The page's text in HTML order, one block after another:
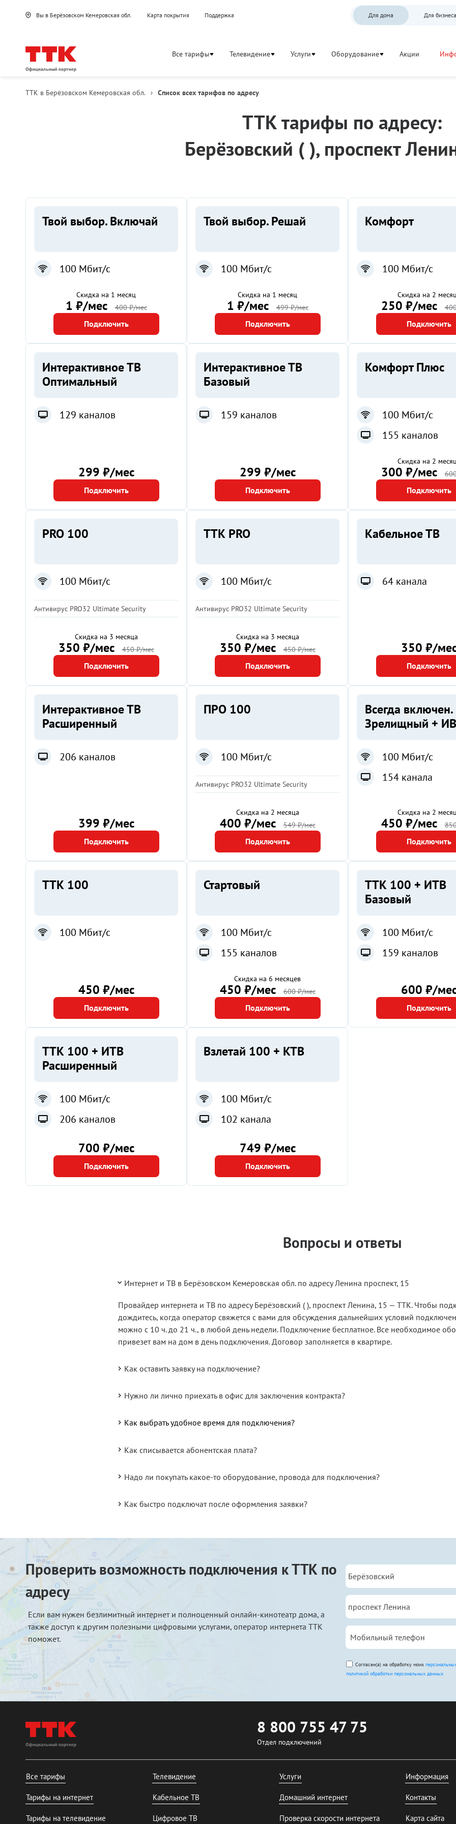
Вы в Берёзовском Кемеровская обл. Карта покрытия Поддержка Для дома Для бизнеса
Все тарифы Телевидение Услуги Оборудование Акции
ТТК в Берёзовском Кемеровская обл. › Список всех тарифов по адресу
ТТК тарифы по адресу:
Берёзовский ( ), проспект
Твой выбор. Включай
100 Мбит/с
Скидка на 1 месяц
1 ₽/мес 400 ₽/мес
Подключить
Твой выбор. Решай
100 Мбит/с
Скидка на 1 месяц
1 ₽/мес 499 ₽/мес
Подключить
Комфорт
100 Мбит/с
Скидка на 2
250 ₽/мес
Подключить
Интерактивное ТВ
Оптимальный
129 каналов
299 ₽/мес
Подключить
Интерактивное ТВ
Базовый
159 каналов
299 ₽/мес
Подключить
Комфорт Плюс
100 Мбит/с
155 каналов
Скидка на 2
300 ₽/мес
Подключить
PRO 100
100 Мбит/с
Антивирус PRO32 Ultimate Security
Скидка на 3 месяца
350 ₽/мес 450 ₽/мес
Подключить
ТТК PRO
100 Мбит/с
Антивирус PRO32 Ultimate Security
Скидка на 3 месяца
350 ₽/мес 450 ₽/мес
Подключить
Кабельное ТВ
64 канала
350 ₽/
Подключить
Интерактивное ТВ
Расширенный
206 каналов
399 ₽/мес
Подключить
ПРО 100
100 Мбит/с
Антивирус PRO32 Ultimate Security
Скидка на 2 месяца
400 ₽/мес 549 ₽/мес
Подключить
Всегда включен.
Зрелищный +
100 Мбит/с
154 канала
Скидка на 2
450 ₽/мес
Подключить
ТТК 100
100 Мбит/с
450 ₽/мес
Подключить
Стартовый
100 Мбит/с
155 каналов
Скидка на 6 месяцев
450 ₽/мес 600 ₽/мес
Подключить
ТТК 100 + ИТВ
Базовый
100 Мбит/с
159 каналов
600 ₽/
Подключить
ТТК 100 + ИТВ
Расширенный
100 Мбит/с
206 каналов
700 ₽/мес
Подключить
Взлетай 100 + КТВ
100 Мбит/с
102 канала
749 ₽/мес
Подключить
Вопросы и ответы
Интернет и ТВ в Берёзовском Кемеровская обл. по адресу Ленина проспект, 15
Провайдер интернета и ТВ по адресу Берёзовский ( ), проспект Ленина, 15 — ТТК. Чтобы
дождитесь, когда оператор свяжется с вами для обсуждения дальнейших условий
можно с 10 ч. до 21 ч., в любой день недели. Подключение бесплатное. Все необходимое
привезет вам на дом в день подключения. Договор заполняется в квартире.
Как оставить заявку на подключение?
Нужно ли лично приехать в офис для заключения контракта?
Как выбрать удобное время для подключения?
Как списывается абонентская плата?
Надо ли покупать какое-то оборудование, провода для подключения?
Как быстро подключат после оформления заявки?
Проверить возможность подключения к ТТК по
адресу
Если вам нужен безлимитный интернет и полноценный онлайн-кинотеатр дома, а
также доступ к другим полезными цифровыми услугами, оператор интернета ТТК
поможет.
Согласен(а) на обработку моих
политикой обработки персональных данных
8 800 755 47 75
Отдел подключений
Все тарифы
Тарифы на интернет
Тарифы на телевидение
Телевидение
Кабельное ТВ
Цифровое ТВ
Услуги
Домашний интернет
Проверка скорости интернета
Информация
Контакты
Карта сайта